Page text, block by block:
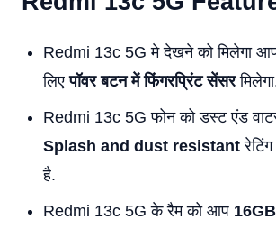
Redmi 13c 5G मे देखने को मिलेगा
लिएपॉवर बटन में फिंगरप्रिंट सेंसर
Redmi 13c 5G फोन को डस्ट एंड
Splash and dust resistant
है.
Redmi 13c 5G के रैम को आप 16GB